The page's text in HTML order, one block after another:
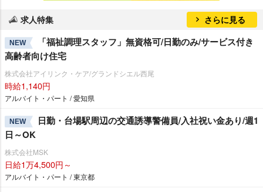
求人特集 さらに見る
NEW
「福祉調理スタッフ」無資格可/日勤のみ/サービス付き
高齢者向け住宅
株式会社アイリンク・ケア/グランドシエル西尾
時給1,140円
アルバイト・パート / 愛知県
NEW
日勤・台場駅周辺の交通誘導警備員/入社祝い金あり/週1
日～OK
株式会社MSK
日給1万4,500円～
アルバイト・パート / 東京都